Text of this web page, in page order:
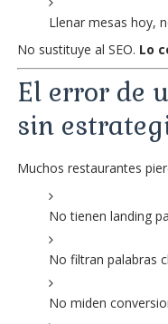
Llenar mesas hoy,
No sustituye al SEO. Lo
El error de
sin
Muchos restaurantes
No tienen landing
No filtran palabras
No miden